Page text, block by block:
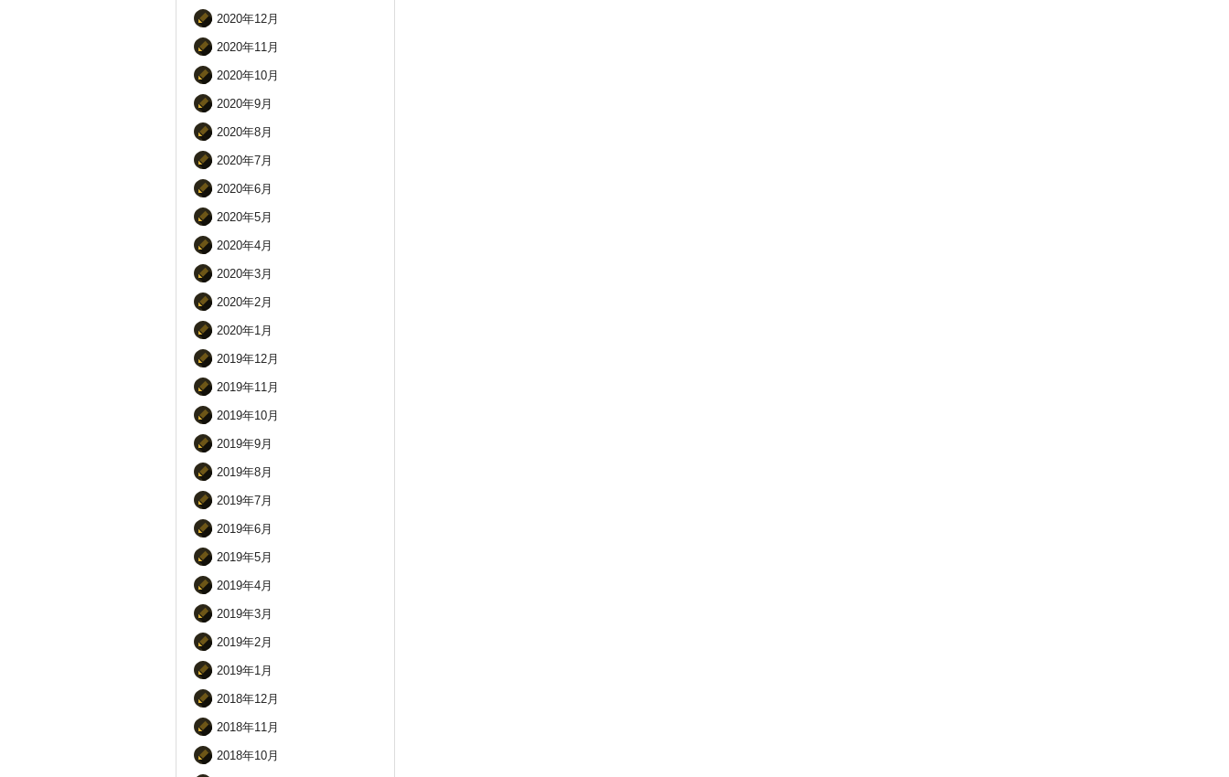
2020年12月
2020年11月
2020年10月
2020年9月
2020年8月
2020年7月
2020年6月
2020年5月
2020年4月
2020年3月
2020年2月
2020年1月
2019年12月
2019年11月
2019年10月
2019年9月
2019年8月
2019年7月
2019年6月
2019年5月
2019年4月
2019年3月
2019年2月
2019年1月
2018年12月
2018年11月
2018年10月